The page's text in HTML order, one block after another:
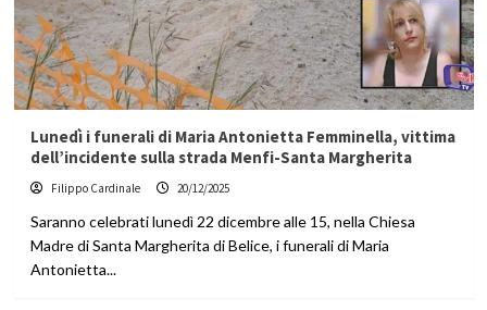
Lunedì i funerali di Maria Antonietta Femminella, vittima
dell’incidente sulla strada Menfi-Santa Margherita
Filippo Cardinale 20/12/2025
Saranno celebrati lunedì 22 dicembre alle 15, nella Chiesa
Madre di Santa Margherita di Belice, i funerali di Maria
Antonietta...